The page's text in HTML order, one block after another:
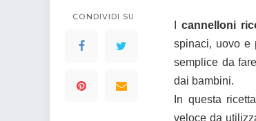
Supereroi da colorare
DIsegni di Avengers da
Disegni per il catechismo
Indovinelli per bambini
CONDIVIDI SU
cannelloni
spinaci, uovo e
semplice da
dai bambini.
In questa
veloce da